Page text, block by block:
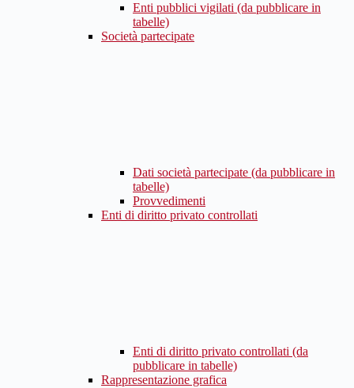
Enti pubblici vigilati (da pubblicare in
tabelle)
Società partecipate
Dati società partecipate (da pubblicare in
tabelle)
Provvedimenti
Enti di diritto privato controllati
Enti di diritto privato controllati (da
pubblicare in tabelle)
Rappresentazione grafica